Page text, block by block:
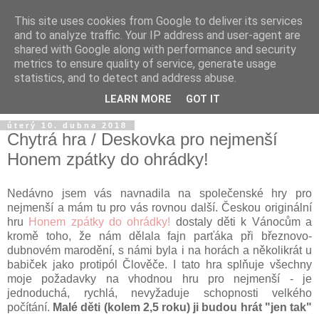
úterý 10. dubna 2018
Chytrá hra / Deskovka pro nejmenší
Honem zpátky do ohrádky!
Nedávno jsem vás navnadila na společenské hry pro
nejmenší a mám tu pro vás rovnou další. Českou originální
hru
Honem zpátky do ohrádky! dostaly děti k Vánocům a
kromě toho, že nám dělala fajn parťáka při březnovo-
dubnovém marodění, s námi byla i na horách a několikrát u
babiček jako protipól Člověče. I tato hra splňuje všechny
moje požadavky na vhodnou hru pro nejmenší - je
jednoduchá, rychlá, nevyžaduje schopnosti velkého
počítání. Malé děti (kolem 2,5 roku) ji budou hrát "jen tak"
This site uses cookies from Google to deliver its services
and to analyze traffic. Your IP address and user-agent are
shared with Google along with performance and security
metrics to ensure quality of service, generate usage
statistics, and to detect and address abuse.
LEARN MORE GOT IT